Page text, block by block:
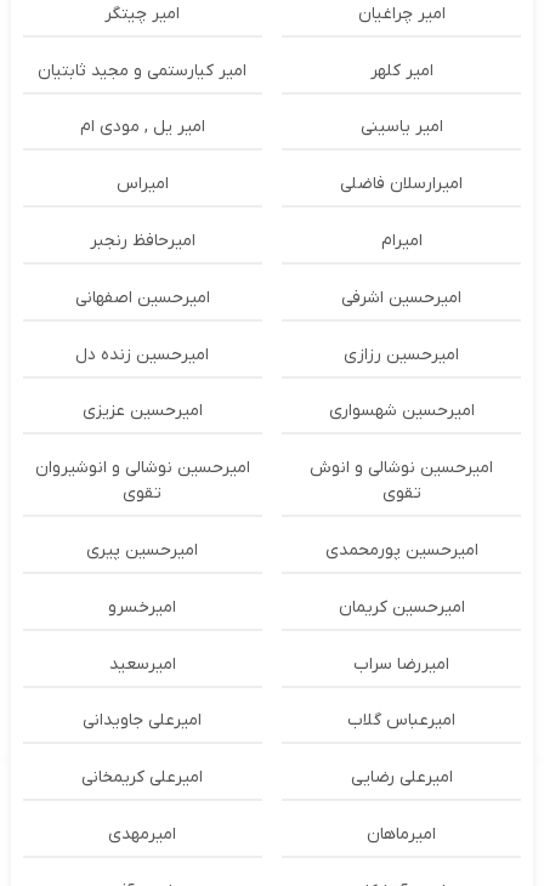
امیر چراغیان امیر چیتگر
امیر کلهر امیر کیارستمی و مجید ثابتیان
امیر یاسینی امیر یل , مودی ام
امیرارسلان فاضلی امیراس
امیرام امیرحافظ رنجبر
امیرحسین اشرفی امیرحسین اصفهانی
امیرحسین رزازی امیرحسین زنده دل
امیرحسین شهسواری امیرحسین عزیزی
امیرحسین نوشالی و انوش
تقوی
امیرحسین نوشالی و انوشیروان
تقوی
امیرحسین پورمحمدی امیرحسین پیری
امیرحسین کریمان امیرخسرو
امیررضا سراب امیرسعید
امیرعباس گلاب امیرعلی جاویدانی
امیرعلی رضایی امیرعلی کریمخانی
امیرماهان امیرمهدی